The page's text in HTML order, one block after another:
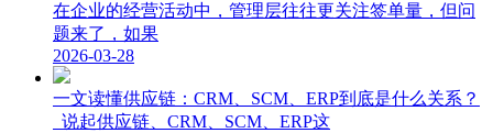
在企业的经营活动中，管理层往往更关注签单量，但问
题来了，如果
2026-03-28
一文读懂供应链：CRM、SCM、ERP到底是什么关系？
说起供应链、CRM、SCM、ERP这